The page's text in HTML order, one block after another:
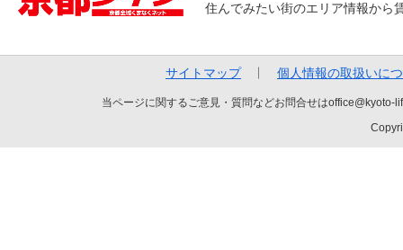
住んでみたい街のエリア情報から
サイトマップ 個人情報の取扱いに
当ページに関するご意見・質問などお問合せは